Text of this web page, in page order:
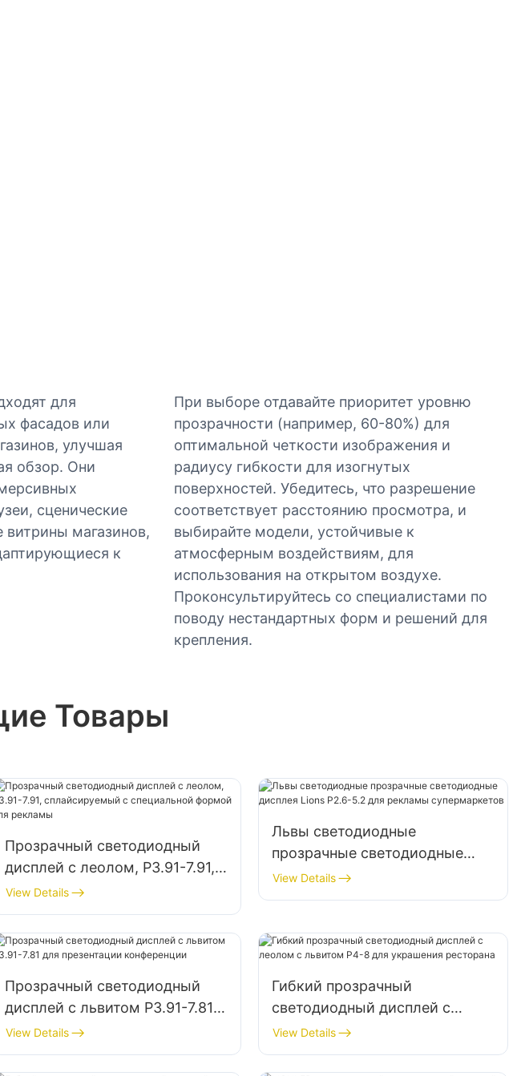
для
фасадов или
улучшая
обзор. Они
сценические
магазинов,
к
При выборе отдавайте приоритет уровню
прозрачности (например, 60-80%) для
оптимальной четкости изображения и
радиусу гибкости для изогнутых
поверхностей. Убедитесь, что разрешение
соответствует расстоянию просмотра, и
выбирайте модели, устойчивые к
атмосферным воздействиям, для
использования на открытом воздухе.
Проконсультируйтесь со специалистами по
поводу нестандартных форм и решений для
крепления.
Товары
Прозрачный светодиодный
дисплей с леолом, P3.91-7.91,
сплайсируемый с
специальной формой для
рекламы
View Details
Львы светодиодные
прозрачные светодиодные
дисплея Lions P2.6-5.2 для
рекламы супермаркетов
View Details
Прозрачный светодиодный
дисплей с львитом P3.91-7.81
для презентации конференции
View Details
Гибкий прозрачный
светодиодный дисплей с
леолом с львитом P4-8 для
украшения ресторана
View Details